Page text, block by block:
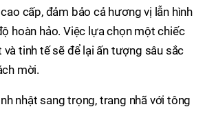
cấp, đảm bảo cả hương vị lẫn hình
hoàn hảo. Việc lựa chọn một chiếc
và tinh tế sẽ để lại ấn tượng sâu sắc
mời.